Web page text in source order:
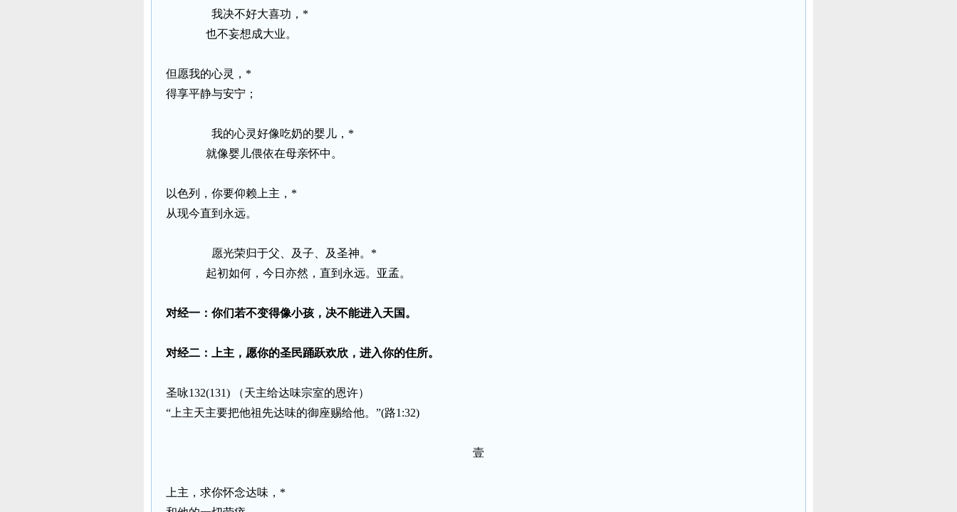
我决不好大喜功， *
也不妄想成大业。
但愿我的心灵， *
得享平静与安宁；
我的心灵好像吃奶的婴儿， *
就像婴儿偎依在母亲怀中。
以色列，你要仰赖上主， *
从现今直到永远。
愿光荣归于父、及子、及圣神。 *
起初如何，今日亦然，直到永远。亚孟。
对经一：你们若不变得像小孩，决不能进入天国。
对经二：上主，愿你的圣民踊跃欢欣，进入你的住所。
圣咏132(131)
（天主给达味宗室的恩许）
“上主天主要把他祖先达味的御座赐给他。”(路1:32)
壹
上主，求你怀念达味， *